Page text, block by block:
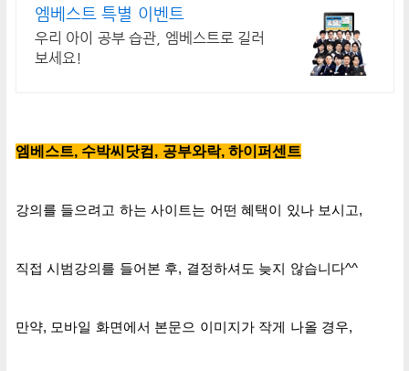
엠베스트 특별 이벤트
우리 아이 공부 습관, 엠베스트로 길러
보세요!
엠베스트, 수박씨닷컴, 공부와락, 하이퍼센트
강의를 들으려고 하는 사이트는 어떤 혜택이 있나보시고,
직접 시범강의를 들어본 후, 결정하셔도 늦지 않습니다^^
만약, 모바일 화면에서 본문으 이미지가 작게 나올 경우,